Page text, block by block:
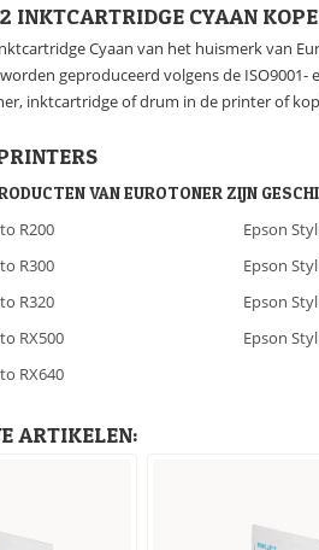
INKTCARTRIDGE CYAAN
Cyaan van het huismerk van
geproduceerd volgens de
inktcartridge of drum in de printer of
VAN EUROTONER ZIJN
R200 Epson
R300
Epson
R320
Epson
RX500
Epson
RX640
ARTIKELEN: